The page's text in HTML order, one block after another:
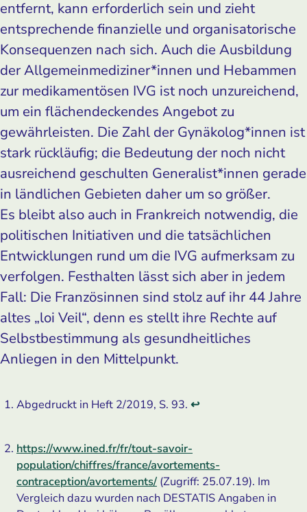
entfernt, kann erforderlich sein und zieht
entsprechende finanzielle und organisatorische
Konsequenzen nach sich. Auch die Ausbildung
der Allgemeinmediziner*innen und Hebammen
zur medikamentösen IVG ist noch unzureichend,
um ein flächendeckendes Angebot zu
gewährleisten. Die Zahl der Gynäkolog*innen ist
stark rückläufig; die Bedeutung der noch nicht
ausreichend geschulten Generalist*innen gerade
in ländlichen Gebieten daher um so größer.
Es bleibt also auch in Frankreich notwendig, die
politischen Initiativen und die tatsächlichen
Entwicklungen rund um die IVG aufmerksam zu
verfolgen. Festhalten lässt sich aber in jedem
Fall: Die Französinnen sind stolz auf ihr 44 Jahre
altes „loi Veil“, denn es stellt ihre Rechte auf
Selbstbestimmung als gesundheitliches
Anliegen in den Mittelpunkt.
Abgedruckt in Heft 2/2019, S. 93. ↩
https://www.ined.fr/fr/tout-savoir-
population/chiffres/france/avortements-
contraception/avortements/ (Zugriff: 25.07.19). Im
Vergleich dazu wurden nach DESTATIS Angaben in